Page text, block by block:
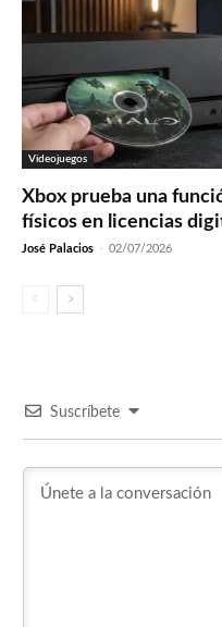
Videojuegos
Xbox prueba una
físicos en licencias
José Palacios - 02/07/2026
Suscríbete